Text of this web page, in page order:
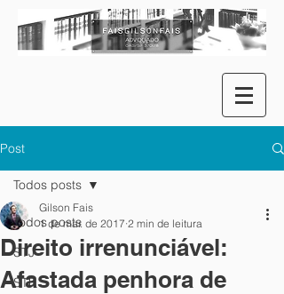
Post
Todos posts
STJ
STF
Todos posts
Direito irrenunciável:
Afastada penhora de
Gilson Fais
1 de mar. de 2017 2 min de leitura